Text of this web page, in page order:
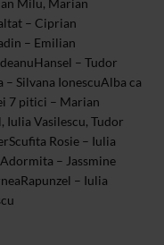
Milu, Marian
– Ciprian
– Emilian
Hansel – Tudor
– Silvana IonescuAlba ca
7 pitici – Marian
Iulia Vasilescu, Tudor
Scufita Rosie – Iulia
– Jassmine
Rapunzel – Iulia